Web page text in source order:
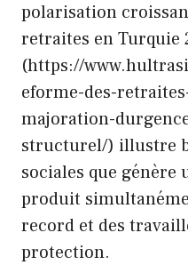
polarisation
retraites en Turquie
(https://
eforme-des-
majoration-
structurel/) illustre
sociales que génère
produit
record et des
protection.